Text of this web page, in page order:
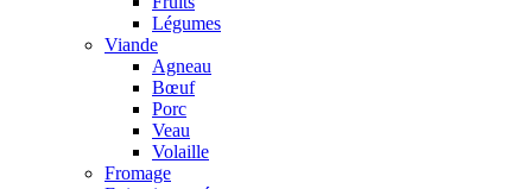
Légumes
Viande
Agneau
Bœuf
Porc
Veau
Volaille
Fromage